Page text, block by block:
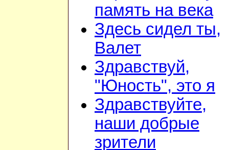
память на века
Здесь сидел ты,
Валет
Здравствуй,
"Юность", это я
Здравствуйте,
наши добрые
зрители